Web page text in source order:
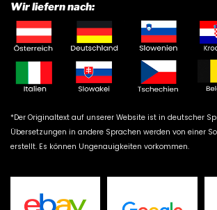
Wir liefern nach:
*Der Originaltext auf unserer Website ist in deutscher
Übersetzungen in andere Sprachen werden von einer
erstellt. Es können Ungenauigkeiten vorkommen.